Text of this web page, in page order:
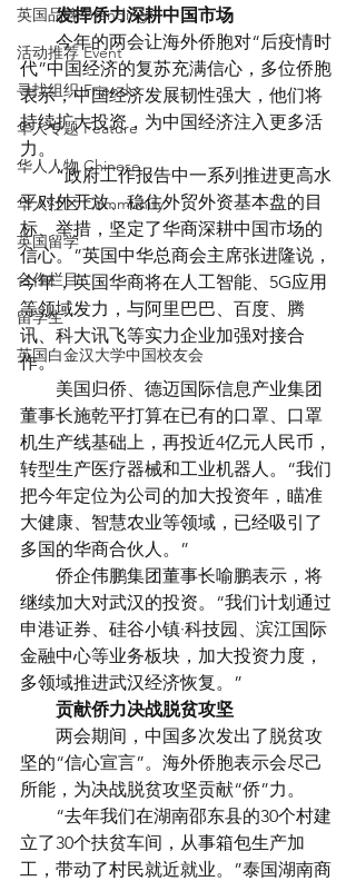
英国品牌 Branding
活动推荐 Event
寻找组织 Friends
华人专题 Feature
华人人物 Chinese
华人社区 Community
英国留学
合作栏目
留学生
英国白金汉大学中国校友会
发挥侨力深耕中国市场
今年的两会让海外侨胞对“后疫情时
代”中国经济的复苏充满信心，多位侨胞
表示，中国经济发展韧性强大，他们将
持续扩大投资，为中国经济注入更多活
力。
“政府工作报告中一系列推进更高水
平对外开放、稳住外贸外资基本盘的目
标、举措，坚定了华商深耕中国市场的
信心。”英国中华总商会主席张进隆说，
今年，英国华商将在人工智能、5G应用
等领域发力，与阿里巴巴、百度、腾
讯、科大讯飞等实力企业加强对接合
作。
美国归侨、德迈国际信息产业集团
董事长施乾平打算在已有的口罩、口罩
机生产线基础上，再投近4亿元人民币，
转型生产医疗器械和工业机器人。“我们
把今年定位为公司的加大投资年，瞄准
大健康、智慧农业等领域，已经吸引了
多国的华商合伙人。”
侨企伟鹏集团董事长喻鹏表示，将
继续加大对武汉的投资。“我们计划通过
申港证券、硅谷小镇·科技园、滨江国际
金融中心等业务板块，加大投资力度，
多领域推进武汉经济恢复。”
贡献侨力决战脱贫攻坚
两会期间，中国多次发出了脱贫攻
坚的“信心宣言”。海外侨胞表示会尽己
所能，为决战脱贫攻坚贡献“侨”力。
“去年我们在湖南邵东县的30个村建
立了30个扶贫车间，从事箱包生产加
工，带动了村民就近就业。”泰国湖南商